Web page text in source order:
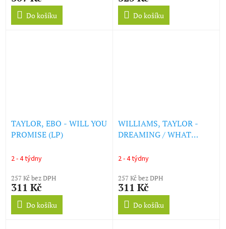
Do košíku Do košíku
TAYLOR, EBO - WILL YOU
PROMISE (LP)
2 - 4 týdny
257 Kč bez DPH
311 Kč
Do košíku
WILLIAMS, TAYLOR -
DREAMING / WHAT
VINYL) (LP)
2 - 4 týdny
257 Kč bez DPH
311 Kč
Do košíku